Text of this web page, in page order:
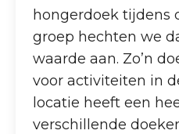
hongerdoek tijdens
groep hechten we
waarde aan. Zo’n
voor activiteiten in
locatie heeft een
verschillende